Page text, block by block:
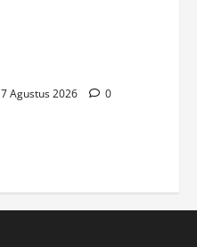
7 Agustus 2026 0